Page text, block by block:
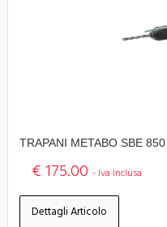
TRAPANI METABO SBE
€ 175.00 - Iva Inclusa
Dettagli Articolo